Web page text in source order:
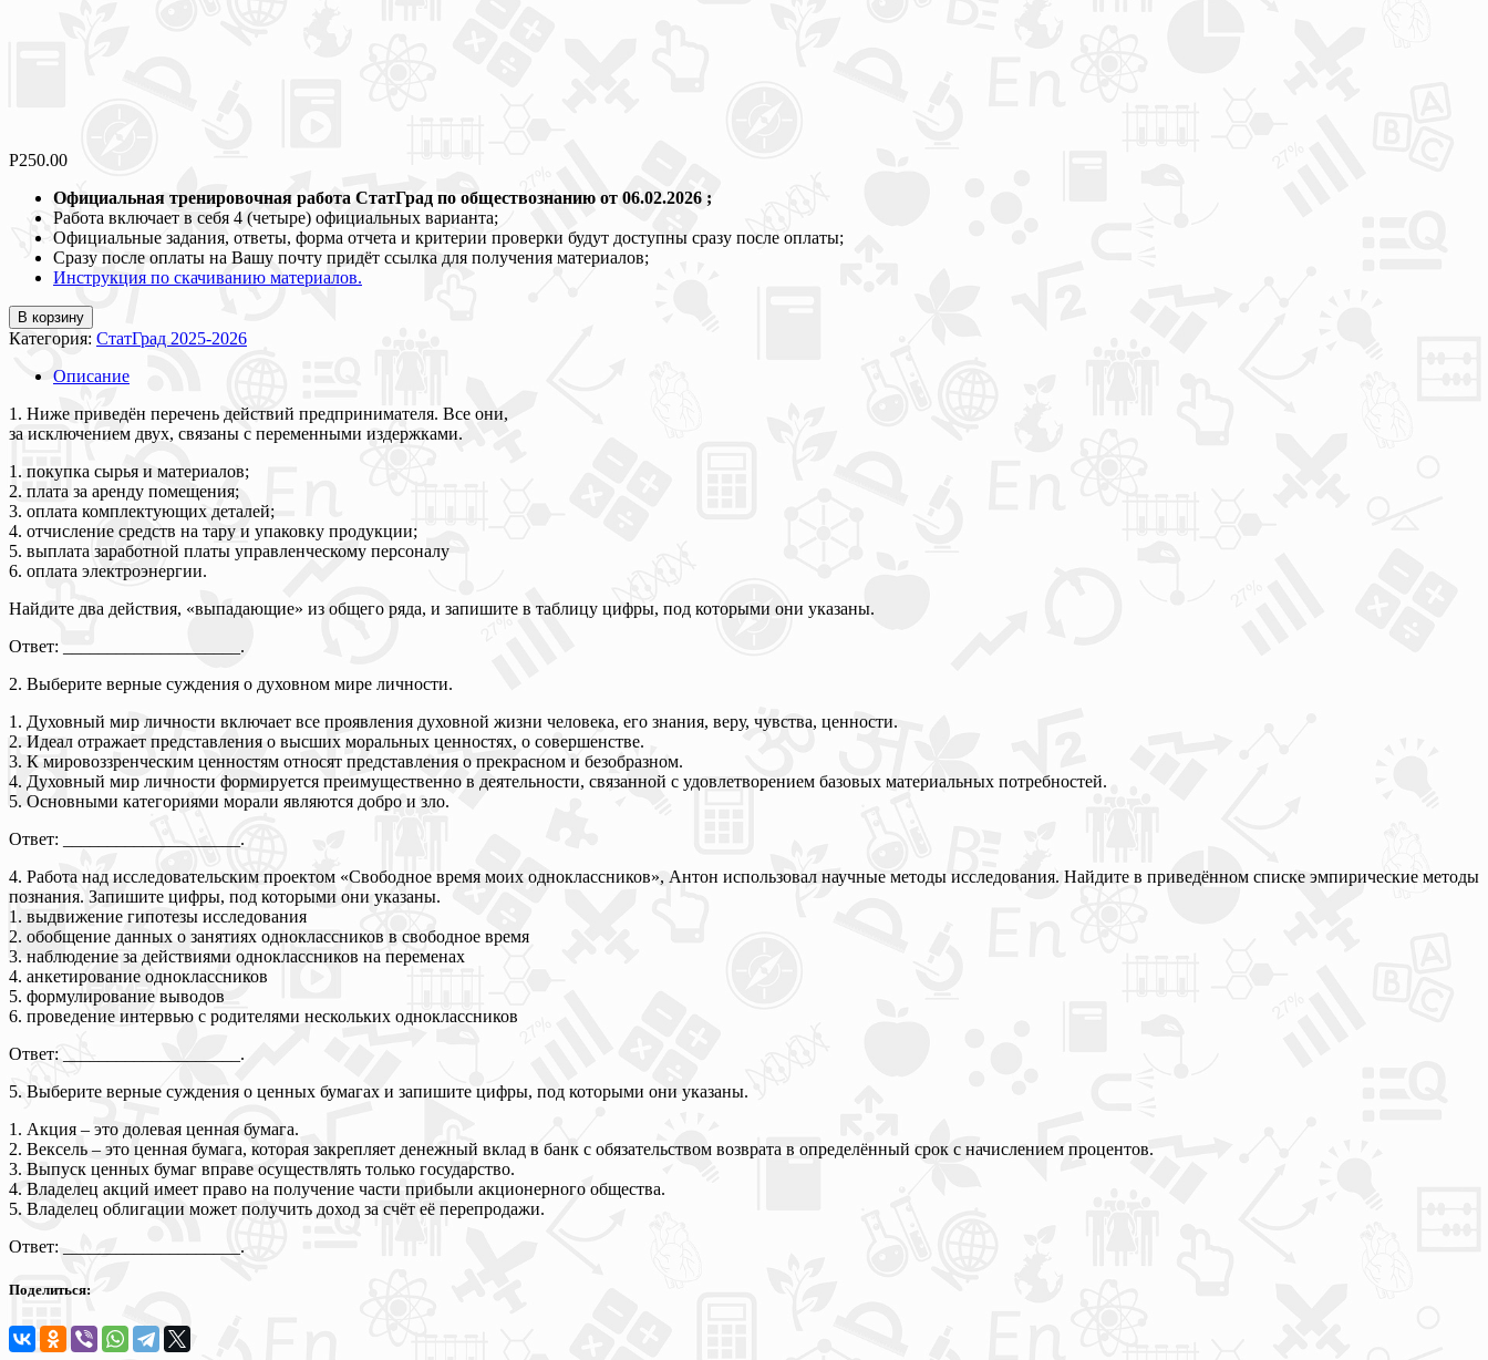
Р250.00
Официальная тренировочная работа СтатГрад по обществознанию от 06.02.2026 ;
Работа включает в себя 4 (четыре) официальных варианта;
Официальные задания, ответы, форма отчета и критерии проверки будут доступны сразу после оплаты;
Сразу после оплаты на Вашу почту придёт ссылка для получения материалов;
Инструкция по скачиванию материалов.
В корзину
Категория: СтатГрад 2025-2026
Описание
1. Ниже приведён перечень действий предпринимателя. Все они,
за исключением двух, связаны с переменными издержками.
1. покупка сырья и материалов;
2. плата за аренду помещения;
3. оплата комплектующих деталей;
4. отчисление средств на тару и упаковку продукции;
5. выплата заработной платы управленческому персоналу
6. оплата электроэнергии.
Найдите два действия, «выпадающие» из общего ряда, и запишите в таблицу цифры, под которыми они указаны.
Ответ: ____________________.
2. Выберите верные суждения о духовном мире личности.
1. Духовный мир личности включает все проявления духовной жизни человека, его знания, веру, чувства, ценности.
2. Идеал отражает представления о высших моральных ценностях, о совершенстве.
3. К мировоззренческим ценностям относят представления о прекрасном и безобразном.
4. Духовный мир личности формируется преимущественно в деятельности, связанной с удовлетворением базовых материальных потребностей.
5. Основными категориями морали являются добро и зло.
Ответ: ____________________.
4. Работа над исследовательским проектом «Свободное время моих одноклассников», Антон использовал научные методы исследования. Найдите в приведённом списке эмпирические методы
познания. Запишите цифры, под которыми они указаны.
1. выдвижение гипотезы исследования
2. обобщение данных о занятиях одноклассников в свободное время
3. наблюдение за действиями одноклассников на переменах
4. анкетирование одноклассников
5. формулирование выводов
6. проведение интервью с родителями нескольких одноклассников
Ответ: ____________________.
5. Выберите верные суждения о ценных бумагах и запишите цифры, под которыми они указаны.
1. Акция – это долевая ценная бумага.
2. Вексель – это ценная бумага, которая закрепляет денежный вклад в банк с обязательством возврата в определённый срок с начислением процентов.
3. Выпуск ценных бумаг вправе осуществлять только государство.
4. Владелец акций имеет право на получение части прибыли акционерного общества.
5. Владелец облигации может получить доход за счёт её перепродажи.
Ответ: ____________________.
Поделиться: